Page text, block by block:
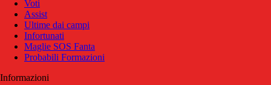
Voti
Assist
Ultime dai campi
Infortunati
Maglie SOS Fanta
Probabili Formazioni
Informazioni